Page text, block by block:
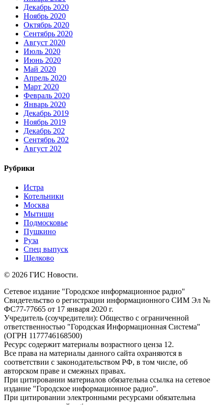
Декабрь 2020
Ноябрь 2020
Октябрь 2020
Сентябрь 2020
Август 2020
Июль 2020
Июнь 2020
Май 2020
Апрель 2020
Март 2020
Февраль 2020
Январь 2020
Декабрь 2019
Ноябрь 2019
Декабрь 202
Сентябрь 202
Август 202
Рубрики
Истра
Котельники
Москва
Мытищи
Подмосковье
Пушкино
Руза
Спец выпуск
Щелково
© 2026 ГИС Новости.
Сетевое издание "Городское информационное радио"
Свидетельство о регистрации информационного СИМ Эл №
ФС77-77665 от 17 января 2020 г.
Учредитель (соучредители): Общество с ограниченной
ответственностью "Городская Информационная Система"
(ОГРН 1177746168500)
Ресурс содержит материалы возрастного ценза 12.
Все права на материалы данного сайта охраняются в
соответствии с законодательством РФ, в том числе, об
авторском праве и смежных правах.
При цитировании материалов обязательна ссылка на сетевое
издание "Городское информационное радио".
При цитировании электронными ресурсами обязательна